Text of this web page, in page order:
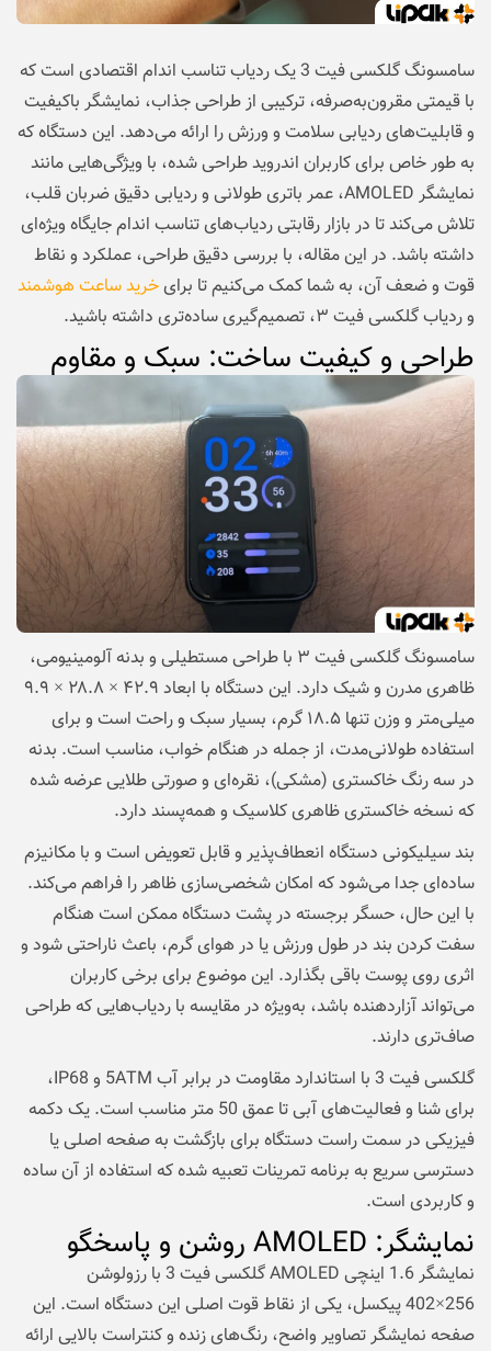
سامسونگ گلکسی فیت 3 یک ردیاب تناسب اندام اقتصادی است که
با قیمتی مقرون‌به‌صرفه، ترکیبی از طراحی جذاب، نمایشگر باکیفیت
و قابلیت‌های ردیابی سلامت و ورزش را ارائه می‌دهد. این دستگاه که
به طور خاص برای کاربران اندروید طراحی شده، با ویژگی‌هایی مانند
نمایشگر AMOLED، عمر باتری طولانی و ردیابی دقیق ضربان قلب،
تلاش می‌کند تا در بازار رقابتی ردیاب‌های تناسب اندام جایگاه ویژه‌ای
داشته باشد. در این مقاله، با بررسی دقیق طراحی، عملکرد و نقاط
قوت و ضعف آن، به شما کمک می‌کنیم تا برایخرید ساعت هوشمند
و ردیاب گلکسی فیت ۳، تصمیم‌گیری ساده‌تری داشته باشید.
طراحی و کیفیت ساخت: سبک و مقاوم
سامسونگ گلکسی فیت ۳ با طراحی مستطیلی و بدنه آلومینیومی،
ظاهری مدرن و شیک دارد. این دستگاه با ابعاد ۴۲.۹ × ۲۸.۸ × ۹.۹
میلی‌متر و وزن تنها ۱۸.۵ گرم، بسیار سبک و راحت است و برای
استفاده طولانی‌مدت، از جمله در هنگام خواب، مناسب است. بدنه
در سه رنگ خاکستری (مشکی)، نقره‌ای و صورتی طلایی عرضه شده
که نسخه خاکستری ظاهری کلاسیک و همه‌پسند دارد.
بند سیلیکونی دستگاه انعطاف‌پذیر و قابل تعویض است و با مکانیزم
ساده‌ای جدا می‌شود که امکان شخصی‌سازی ظاهر را فراهم می‌کند.
با این حال، حسگر برجسته در پشت دستگاه ممکن است هنگام
سفت کردن بند در طول ورزش یا در هوای گرم، باعث ناراحتی شود و
اثری روی پوست باقی بگذارد. این موضوع برای برخی کاربران
می‌تواند آزاردهنده باشد، به‌ویژه در مقایسه با ردیاب‌هایی که طراحی
صاف‌تری دارند.
گلکسی فیت 3 با استاندارد مقاومت در برابر آب 5ATM و IP68،
برای شنا و فعالیت‌های آبی تا عمق 50 متر مناسب است. یک دکمه
فیزیکی در سمت راست دستگاه برای بازگشت به صفحه اصلی یا
دسترسی سریع به برنامه تمرینات تعبیه شده که استفاده از آن ساده
و کاربردی است.
نمایشگر: AMOLED روشن و پاسخگو
نمایشگر 1.6 اینچی AMOLED گلکسی فیت 3 با رزولوشن
256×402 پیکسل، یکی از نقاط قوت اصلی این دستگاه است. این
صفحه نمایشگر تصاویر واضح، رنگ‌های زنده و کنتراست بالایی ارائه